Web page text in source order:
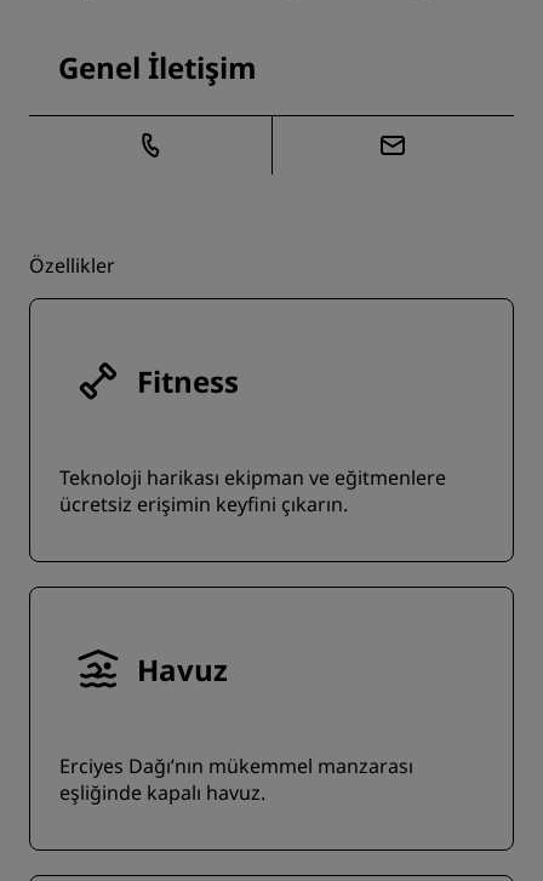
Genel İletişim
Özellikler
Fitness
Teknoloji harikası ekipman ve eğitmenlere
ücretsiz erişimin keyfini çıkarın.
Havuz
Erciyes Dağı’nın mükemmel manzarası
eşliğinde kapalı havuz.